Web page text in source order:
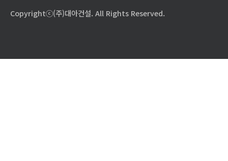
Copyrightⓒ(주)대아건설. All Rights Reserved.